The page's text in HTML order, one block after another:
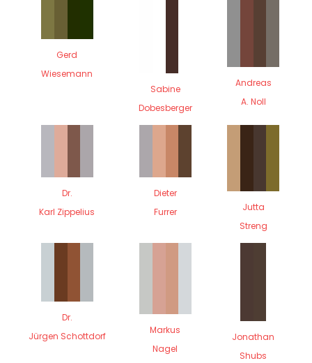
Gerd
Wiesemann
Sabine
Dobesberger
Andreas
A. Noll
Dr.
Karl Zippelius
Dieter
Furrer
Jutta
Streng
Dr.
Jürgen Schottdorf
Markus
Nagel
Jonathan
Shubs